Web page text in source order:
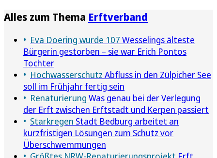
Alles zum Thema Erftverband
Eva Doering wurde 107 Wesselings älteste
Bürgerin gestorben – sie war Erich Pontos
Tochter
Hochwasserschutz Abfluss in den Zülpicher See
soll im Frühjahr fertig sein
Renaturierung Was genau bei der Verlegung
der Erft zwischen Erftstadt und Kerpen passiert
Starkregen Stadt Bedburg arbeitet an
kurzfristigen Lösungen zum Schutz vor
Überschwemmungen